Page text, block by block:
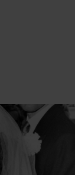
week op 89-
verhaal schuil.